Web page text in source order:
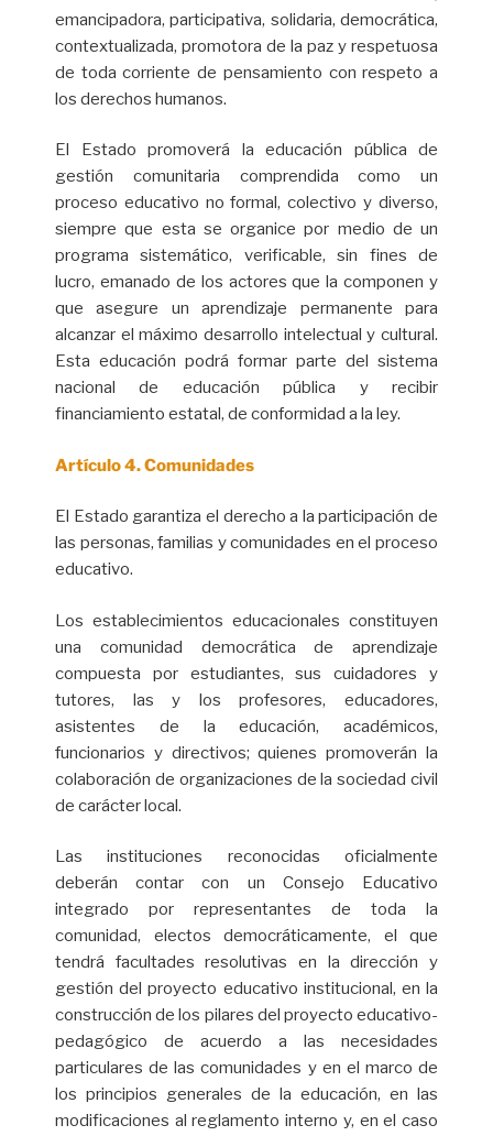
emancipadora, participativa, solidaria, democrática,
contextualizada, promotora de la paz y respetuosa
de toda corriente de pensamiento con respeto a
los derechos humanos.
El Estado promoverá la educación pública de
gestión comunitaria comprendida como un
proceso educativo no formal, colectivo y diverso,
siempre que esta se organice por medio de un
programa sistemático, verificable, sin fines de
lucro, emanado de los actores que la componen y
que asegure un aprendizaje permanente para
alcanzar el máximo desarrollo intelectual y cultural.
Esta educación podrá formar parte del sistema
nacional de educación pública y recibir
financiamiento estatal, de conformidad a la ley.
Artículo 4. Comunidades
El Estado garantiza el derecho a la participación de
las personas, familias y comunidades en el proceso
educativo.
Los establecimientos educacionales constituyen
una comunidad democrática de aprendizaje
compuesta por estudiantes, sus cuidadores y
tutores, las y los profesores, educadores,
asistentes de la educación, académicos,
funcionarios y directivos; quienes promoverán la
colaboración de organizaciones de la sociedad civil
de carácter local.
Las instituciones reconocidas oficialmente
deberán contar con un Consejo Educativo
integrado por representantes de toda la
comunidad, electos democráticamente, el que
tendrá facultades resolutivas en la dirección y
gestión del proyecto educativo institucional, en la
construcción de los pilares del proyecto educativo-
pedagógico de acuerdo a las necesidades
particulares de las comunidades y en el marco de
los principios generales de la educación, en las
modificaciones al reglamento interno y, en el caso